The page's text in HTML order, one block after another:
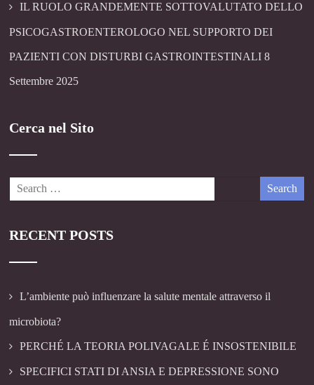
IL RUOLO GRANDEMENTE SOTTOVALUTATO DELLO
PSICOGASTROENTEROLOGO NEL SUPPORTO DEI
PAZIENTI CON DISTURBI GASTROINTESTINALI 8
Settembre 2025
Cerca nel Sito
RECENT POSTS
L’ambiente può influenzare la salute mentale attraverso il
microbiota?
PERCHÉ LA TEORIA POLIVAGALE É INSOSTENIBILE
SPECIFICI STATI DI ANSIA E DEPRESSIONE SONO